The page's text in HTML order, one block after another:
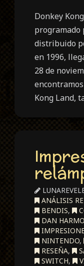
Donkey
programado
distribuido
en 1996,
28 de
Kong Land,
ANÁLISIS
BENDIS,
DAN
NINTENDO,
RESEÑA,
SWITCH,